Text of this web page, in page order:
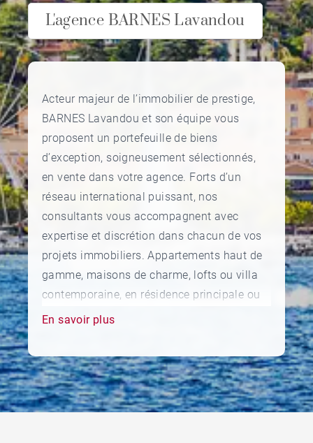
L'agence BARNES Lavandou
Acteur majeur de l’immobilier de prestige,
BARNES Lavandou et son équipe vous
proposent un portefeuille de biens
d’exception, soigneusement sélectionnés,
en vente dans votre agence. Forts d’un
réseau international puissant, nos
consultants vous accompagnent avec
expertise et discrétion dans chacun de vos
projets immobiliers. Appartements haut de
gamme, maisons de charme, lofts ou villa
contemporaine, en résidence principale ou
pour une villégiature, en France ou à
partenaire privilégié de vos projets
immobiliers de prestige.
En savoir plus